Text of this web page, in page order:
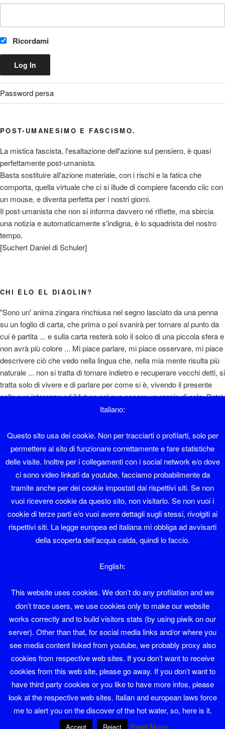
Ricordami
Password persa
POST-UMANESIMO E FASCISMO.
La mistica fascista, l'esaltazione dell'azione sul pensiero, è quasi
perfettamente post-umanista.
Basta sostituire all'azione materiale, con i rischi e la fatica che
comporta, quella virtuale che ci si illude di compiere facendo clic con
un mouse, e diventa perfetta per i nostri giorni.
Il post-umanista che non si informa davvero né riflette, ma sbircia
una notizia e automaticamente s'indigna, è lo squadrista del nostro
tempo.
[Suchert Daniel di Schuler]
CHI ÈLO EL DIAOLIN?
"Sono un' anima zingara rinchiusa nel segno lasciato da una penna
su un foglio di carta, che prima o poi svanirà per tornare al punto da
cui è partita ... e sulla carta resterà solo il solco di una piccola sfera e
non avrà più colore ... Mi piace parlare, mi piace osservare, mi piace
descrivere ciò che vedo nella lingua che, nella mia mente risulta più
naturale ... non si tratta di tornare indietro e recuperare vecchi detti, si
tratta solo di vivere e di parlare per come si è, vivendo il presente
nella sua interezza ed il futuro nel suo essere un raggio di sole. Potrò
sembrare un ottimista e magari lo sono, però si sta così bene ... "
Diaolin
Sono nato a Sover nel 1962 e ho lavorato in albergo fino al 1995.
Faccio il sistemista con Software libero da una vita.
Sono membro del LinuxTrent Oltrefersina da sempre.
Se volete contattarmi la mia mail è diaolin@diaolin.com
il mio nome sarebbe Giuliano Natali ma tutti
mi chiamano Diaolin e va bene così
FB InstagramTw
Proudly powered by WordPress
Italiano:
Questo sito usa dei cookie. Non per tracciarti o profilarti, solo per
permettere al sito di funzionare correttamente e fare statistiche
delle visite. Inoltre per i collegamenti con i social network e/o dove
ci sono video linkati da youtube, facciamo probabilmente da
tramite anche per dei cookie impostati dai rispettivi siti. Se non
vuoi ricevere cookie da questo sito, non visitarlo. Se non vuoi i
cookie di terze parti e/o vuoi avere dettagli sugli stessi, rivolgiti ai
rispettivi siti. La legge europea ed italiana mi obbliga ad avvisarti
della scoperta dell’acqua calda, quindi lo faccio.
English:
This website uses cookies. We don’t do any profilation and we
don’t trace users, we use cookies only to make our website
works correctly and to build visitors stats (by using piwik on our
server). Other than that, for social media links and/or where you
see media content linked from youtube, we probably proxy also
cookies from respective web sites. If you don’t want to receive
cookies from this web site, please go away. If you don’t want to
have third party cookies or you like to have more infos, please
look at the respective web sites. Italian and european laws force
me to alert you on the discover of the hot water, so, here is it.
Accept Reject Read More